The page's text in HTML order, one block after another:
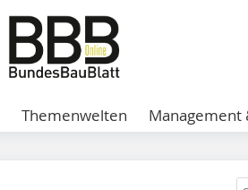
Themenwelten Management